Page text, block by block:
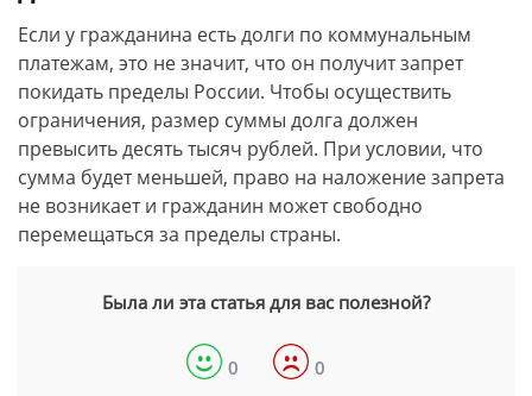
Если у гражданина есть долги по коммунальным
платежам, это не значит, что он получит запрет
покидать пределы России. Чтобы осуществить
ограничения, размер суммы долга должен
превысить десять тысяч рублей. При условии, что
сумма будет меньшей, право на наложение запрета
не возникает и гражданин может свободно
перемещаться за пределы страны.
Была ли эта статья для вас полезной?
0 0